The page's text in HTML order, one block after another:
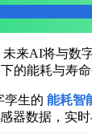
来AI将与数
的能耗与寿
孪生的 能耗智
器数据，实